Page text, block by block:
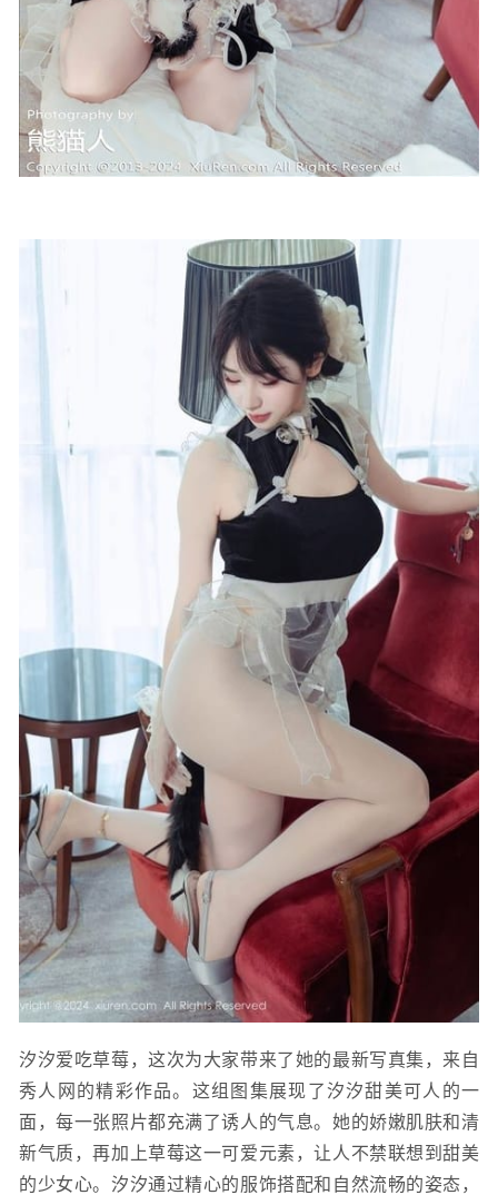
汐汐爱吃草莓，这次为大家带来了她的最新写真集，来自
秀人网的精彩作品。这组图集展现了汐汐甜美可人的一
面，每一张照片都充满了诱人的气息。她的娇嫩肌肤和清
新气质，再加上草莓这一可爱元素，让人不禁联想到甜美
的少女心。汐汐通过精心的服饰搭配和自然流畅的姿态，